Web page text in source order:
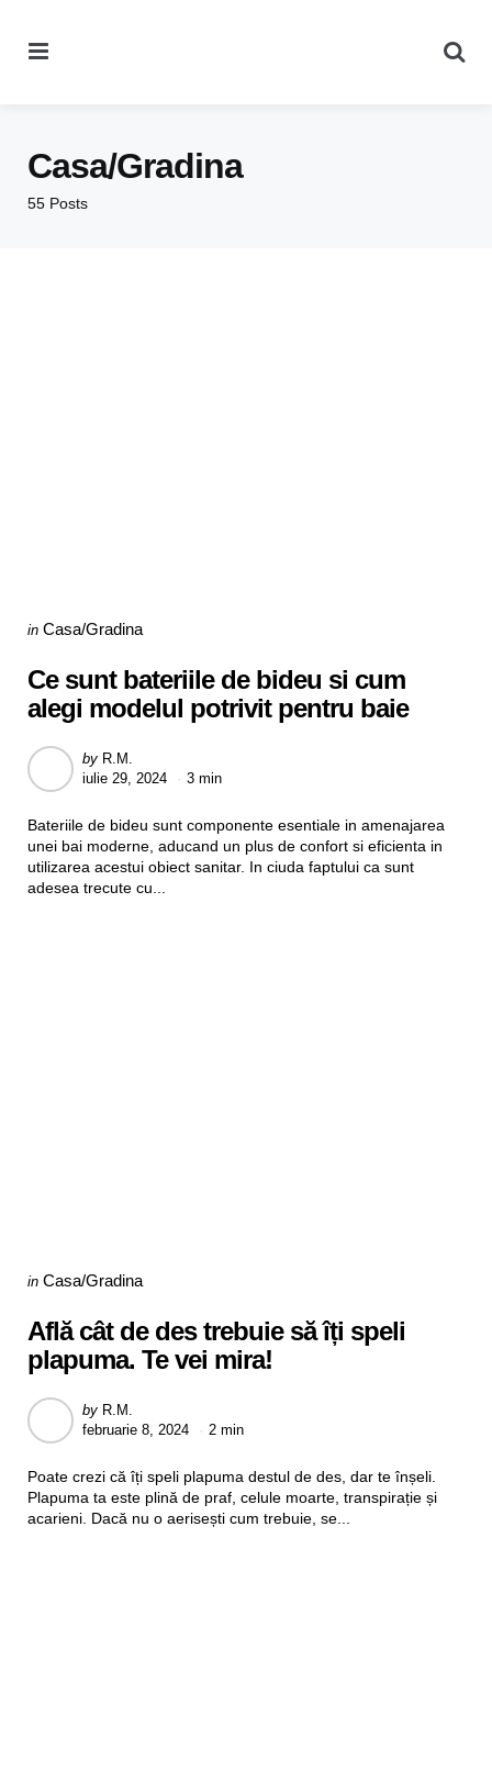
55 Posts
Casa/Gradina
Categories
Posted
in Casa/Gradina
Ce sunt bateriile de bideu si cum
alegi modelul potrivit pentru baie
Posted
by
by R.M.
iulie 29, 2024
3 min
Bateriile de bideu sunt componente esentiale in amenajarea
unei bai moderne, aducand un plus de confort si eficienta in
utilizarea acestui obiect sanitar. In ciuda faptului ca sunt
adesea trecute cu...
Categories
Posted
in Casa/Gradina
Află cât de des trebuie să îți speli
plapuma. Te vei mira!
Posted
by
by R.M.
februarie 8, 2024
2 min
Poate crezi că îți speli plapuma destul de des, dar te înșeli.
Plapuma ta este plină de praf, celule moarte, transpirație și
acarieni. Dacă nu o aerisești cum trebuie, se...